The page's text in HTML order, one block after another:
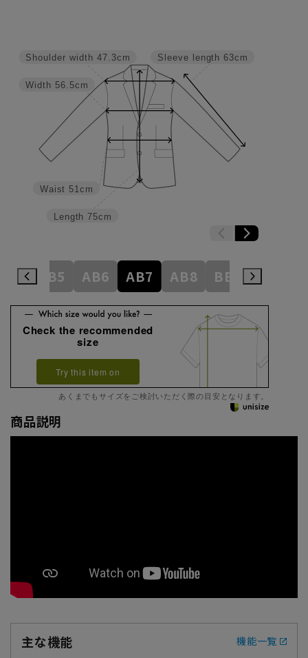
Sleeve length 63cm
Length 75cm
Waist 51cm
Width 56.5cm
Shoulder width 47.3cm
AB5 AB6 AB7 AB8 BE3 BE4
Check the recommended
size
Try this item on
あくまでもサイズをご検討いただく際の目安となります。
商品説明
主な機能 機能一覧